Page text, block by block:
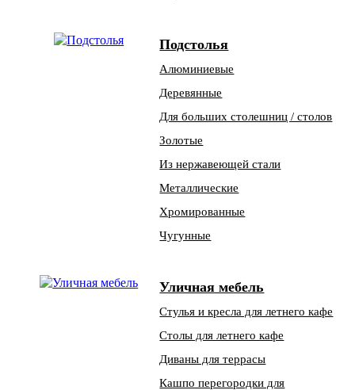
Подстолья
Алюминиевые
Деревянные
Для больших столешниц / столов
Золотые
Из нержавеющей стали
Металлические
Хромированные
Чугунные
Уличная мебель
Стулья и кресла для летнего кафе
Столы для летнего кафе
Диваны для террасы
Кашпо перегородки для